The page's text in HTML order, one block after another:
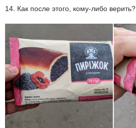
14. Как после этого, кому-либо верить?